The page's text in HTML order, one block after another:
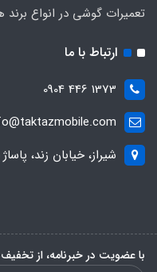
تعمیرات گوشی در انواع
ارتباط با ما
1373 446 0904
شیراز، خیابان زند، پاساژ
با عضویت در خبرنامه، از